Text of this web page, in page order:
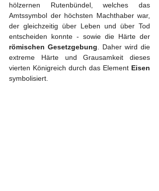
hölzernen Rutenbündel, welches das
Amtssymbol der höchsten Machthaber war,
der gleichzeitig über Leben und über Tod
römischen Gesetzgebung . Daher wird die
extreme Härte und Grausamkeit dieses
vierten Königreich durch das Element Eisen
symbolisiert.